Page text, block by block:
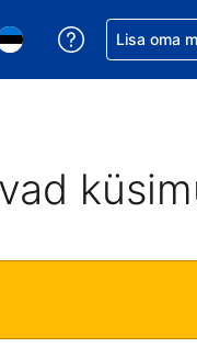
Praegune valitud
Vali keel. Praegune
SaaLisa oma